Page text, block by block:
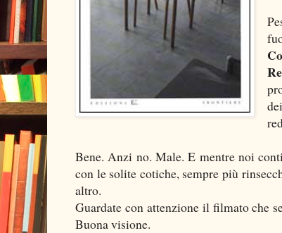
Bene. Anzi no. Male. E mentre noi
con le solite cotiche, sempre più
altro.
Guardate con attenzione il filmato che
Buona visione.